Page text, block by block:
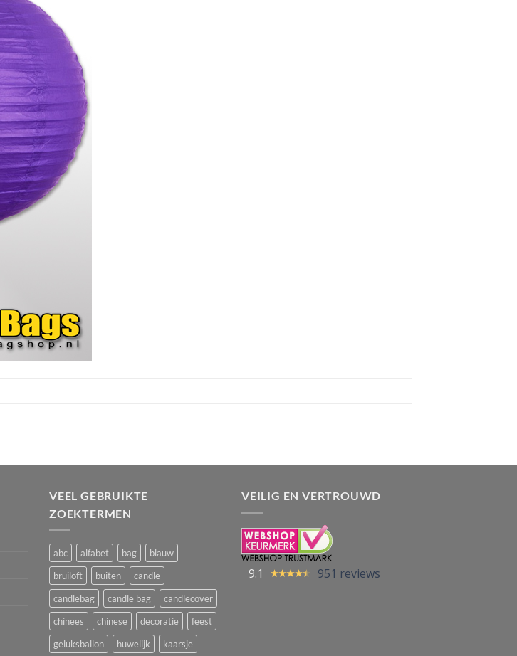
VEEL GEBRUIKTE
ZOEKTERMEN
abc alfabet bag
blauw
bruiloft
buiten
candle
candlebag
candle bag
candlecover
chinees
chinese decoratie
feest
geluksballon
huwelijk kaarsje
VEILIG EN VERTROUWD
9.1 951 reviews